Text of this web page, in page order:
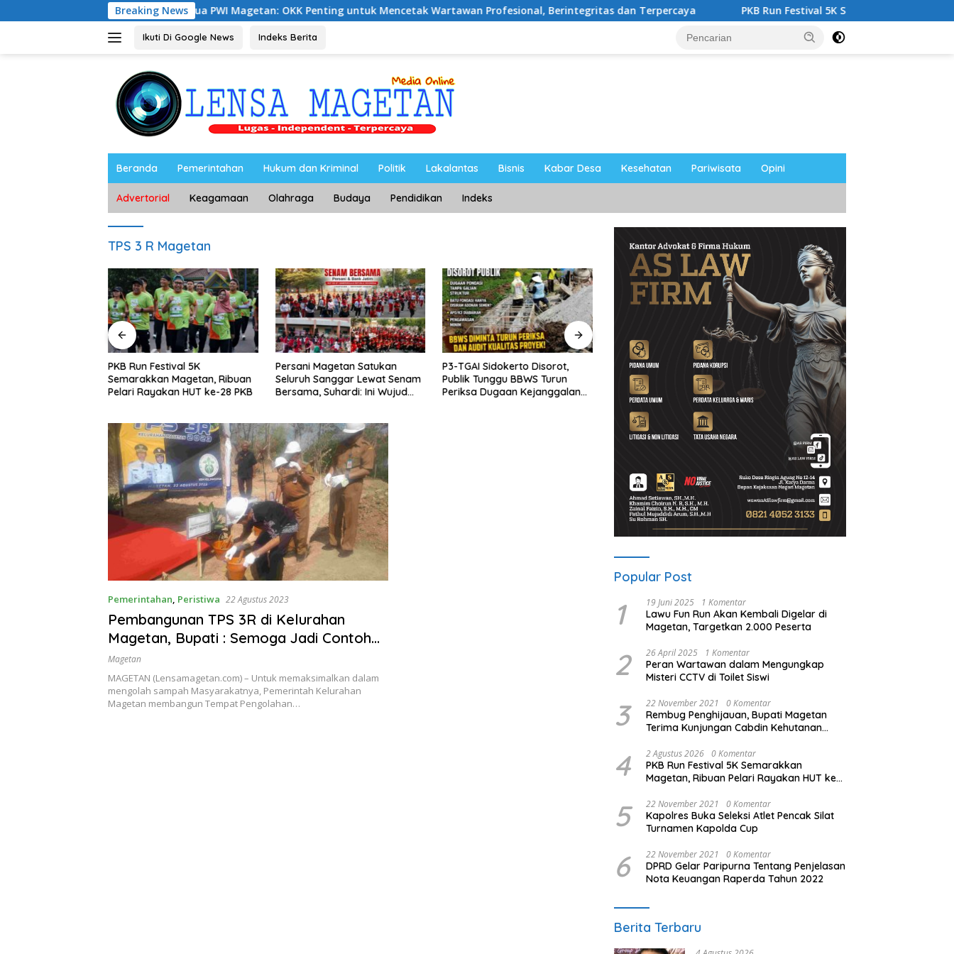
ke
Breaking News
Ketua PWI Magetan: OKK Penting untuk Mencetak Wartawan Profesional, Berintegritas dan Terpercaya PKB Run Festival 5K Semarakkan Magetan, Ribuan Pelari
Ikuti Di Google News Indeks Berita
Beranda Pemerintahan Hukum dan Kriminal Politik Lakalantas Bisnis Kabar Desa Kesehatan Pariwisata Opini
Advertorial Keagamaan Olahraga Budaya Pendidikan Indeks
TPS 3 R Magetan
PKB Run Festival 5K
Semarakkan Magetan, Ribuan
Pelari Rayakan HUT ke-28 PKB
Persani Magetan Satukan
Seluruh Sanggar Lewat Senam
Bersama, Suhardi: Ini Wujud
P3-TGAI Sidokerto Disorot,
Publik Tunggu BBWS Turun
Periksa Dugaan Kejanggalan
Dana Guyub Rukun Program
Bupati-Wakil Bupati Magetan
Mulai Dirasakan Warga Desa
Wates
Apakah Debt Collector Bisa
Dipidana?
Pemerintahan, Peristiwa 22 Agustus 2023
Pembangunan TPS 3R di Kelurahan
Magetan, Bupati : Semoga Jadi Contoh
Kelurahan Lainnya
Magetan
MAGETAN (Lensamagetan.com) – Untuk memaksimalkan dalam
mengolah sampah Masyarakatnya, Pemerintah Kelurahan
Magetan membangun Tempat Pengolahan…
Popular Post
1 19 Juni 2025 1 Komentar
Lawu Fun Run Akan Kembali Digelar di
Magetan, Targetkan 2.000 Peserta
2 26 April 2025 1 Komentar
Peran Wartawan dalam Mengungkap
Misteri CCTV di Toilet Siswi
3 22 November 2021 0 Komentar
Rembug Penghijauan, Bupati Magetan
Terima Kunjungan Cabdin Kehutanan
4 2 Agustus 2026 0 Komentar
PKB Run Festival 5K Semarakkan
Magetan, Ribuan Pelari Rayakan HUT ke-
5 22 November 2021 0 Komentar
Kapolres Buka Seleksi Atlet Pencak Silat
Turnamen Kapolda Cup
6 22 November 2021 0 Komentar
DPRD Gelar Paripurna Tentang Penjelasan
Nota Keuangan Raperda Tahun 2022
Berita Terbaru